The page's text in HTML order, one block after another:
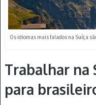
Os idiomas mais falados na Suíça
Trabalhar na
para